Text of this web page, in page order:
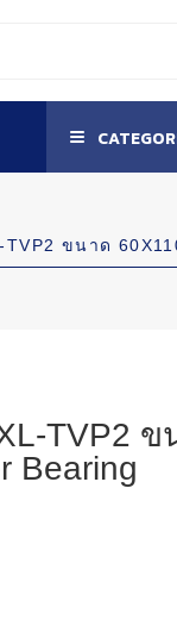
ขนาด
TVP2 ข
Bearing